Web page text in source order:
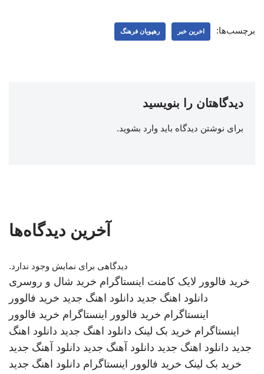
برچسب‌ها: اخرین خبر رهپویان فرهنگ
دیدگاهتان را بنویسید
برای نوشتن دیدگاه باید وارد بشوید.
آخرین دیدگاه‌ها
دیدگاهی برای نمایش وجود ندارد.
خرید فالوور لایک کامنت اینستاگرام خرید شال و روسری
دانلود اهنگ جدید دانلود اهنگ جدید خرید فالوور
اینستاگرام خرید فالوور اینستاگرام خرید فالوور
اینستاگرام خرید بک لینک دانلود اهنگ جدید دانلود اهنگ
جدید دانلود اهنگ جدید دانلود آهنگ جدید دانلود آهنگ جدید
خرید بک لینک خرید فالوور اینستاگرام دانلود اهنگ جدید